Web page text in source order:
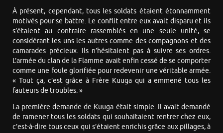
À présent, cependant, tous les soldats étaient étonnamment
motivés pour se battre. Le conflit entre eux avait disparu et ils
s’étaient au contraire rassemblés en une seule unité, se
considérant les uns les autres comme des compagnons et des
camarades précieux. Ils n’hésitaient pas à suivre ses ordres.
L’armée du clan de la Flamme avait enfin cessé de se comporter
comme une foule glorifiée pour redevenir une véritable armée.
« Tout ça, c’est grâce à Frère Kuuga qui a emmené tous les
fauteurs de troubles. »
La première demande de Kuuga était simple. Il avait demandé
de ramener tous les soldats qui souhaitaient rentrer chez eux,
c’est-à-dire tous ceux qui s’étaient enrichis grâce aux pillages, à